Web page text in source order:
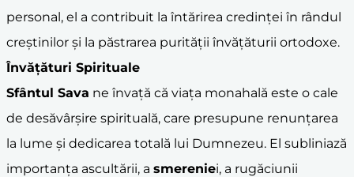
personal, el a contribuit la întărirea credinței în rândul
creștinilor și la păstrarea purității învățăturii ortodoxe.
Învățături Spirituale
Sfântul Sava ne învață că viața monahală este o cale
de desăvârșire spirituală, care presupune renunțarea
la lume și dedicarea totală lui Dumnezeu. El subliniază
importanța ascultării, a smereniei, a rugăciunii